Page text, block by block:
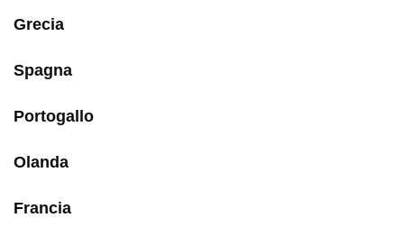
Grecia
Spagna
Portogallo
Olanda
Francia